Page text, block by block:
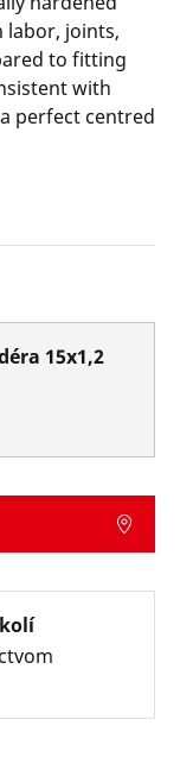
labor, joints,
to fitting
with
perfect centred
15x1,2